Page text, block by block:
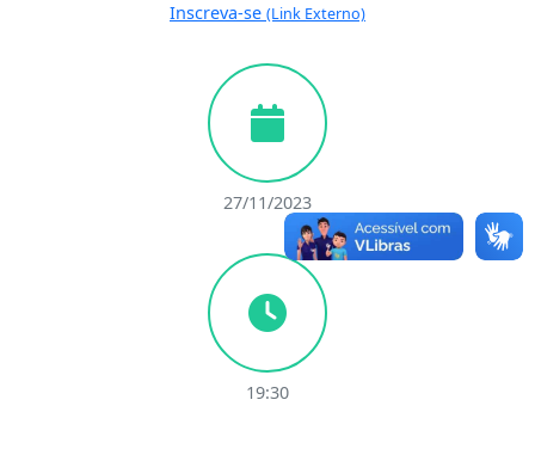
Inscreva-se (Link Externo)
27/11/2023
19:30